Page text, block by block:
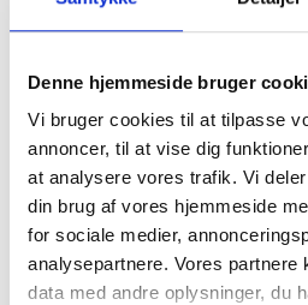
Denne hjemmeside bruger
Vi bruger cookies til at tilpasse
annoncer, til at vise dig
at analysere vores trafik. Vi
din brug af vores hjemmeside
for sociale medier,
analysepartnere. Vores partnere
data med andre oplysninger, du
Hold mig opdateret
Bliv en del af vores
relevante nyhedsbreve.